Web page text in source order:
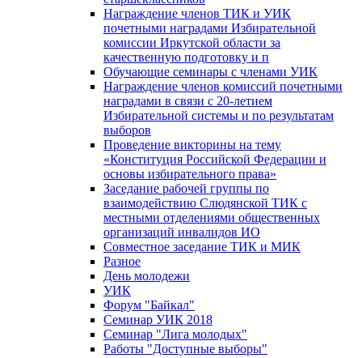
Награждение членов ТИК и УИК
почетными наградами Избирательной
комиссии Иркутской области за
качественную подготовку и п
Обучающие семинары с членами УИК
Награждение членов комиссий почетными
наградами в связи с 20-летием
Избирательной системы и по результатам
выборов
Проведение викторины на тему
«Конституция Российской Федерации и
основы избирательного права»
Заседание рабочей группы по
взаимодействию Слюдянской ТИК с
местными отделениями общественных
организаций инвалидов ИО
Совместное заседание ТИК и МИК
Разное
День молодежи
УИК
Форум "Байкал"
Семинар УИК 2018
Семинар "Лига молодых"
Работы "Доступные выборы"